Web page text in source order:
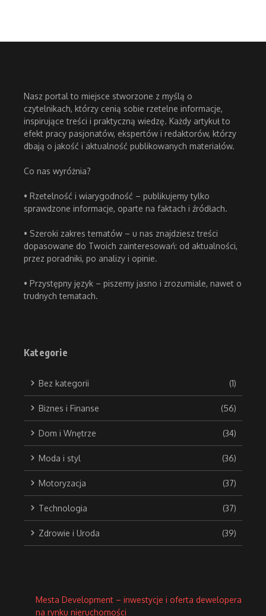
Nasz portal to miejsce stworzone z myślą o
czytelnikach, którzy cenią sobie rzetelne informacje,
inspirujące treści i praktyczną wiedzę. Każdy artykuł to
efekt pracy pasjonatów, ekspertów i redaktorów, którzy
dbają o jakość i aktualność publikowanych materiałów.
Co nas wyróżnia?
• Rzetelność i wiarygodność – publikujemy tylko
sprawdzone informacje, oparte na faktach i źródłach.
• Szeroki zakres tematów – u nas znajdziesz treści
dopasowane do Twoich zainteresowań: od aktualności,
przez poradniki, po analizy i opinie.
• Przystępny język – piszemy jasno i zrozumiale, nawet o
trudnych tematach.
Kategorie
Bez kategorii (1)
Biznes i Finanse (56)
Dom i Wnętrze (34)
Moda i styl (36)
Motoryzacja (37)
Technologia (37)
Zdrowie i Uroda (39)
Mesta Development – inwestycje i oferta dewelopera
na rynku nieruchomości